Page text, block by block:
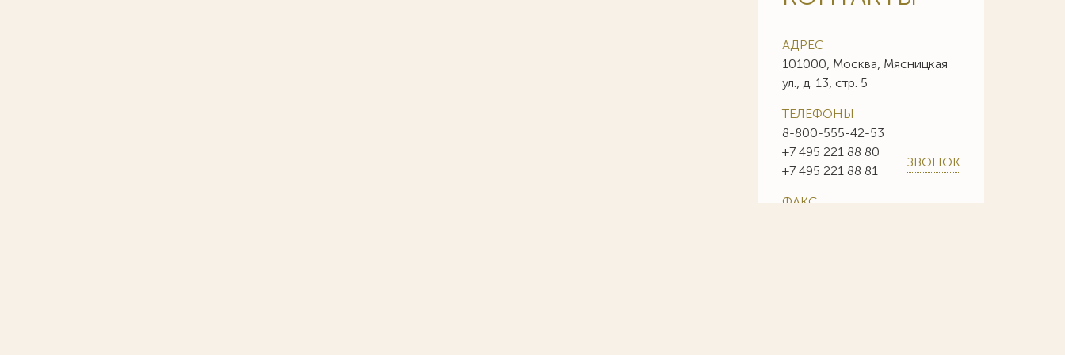
АДРЕС
101000, Москва, Мясницкая
ул., д. 13, стр. 5
ТЕЛЕФОНЫ
8-800-555-42-53
+7 495 221 88 80
+7 495 221 88 81
ЗВОНОК
ФАКС